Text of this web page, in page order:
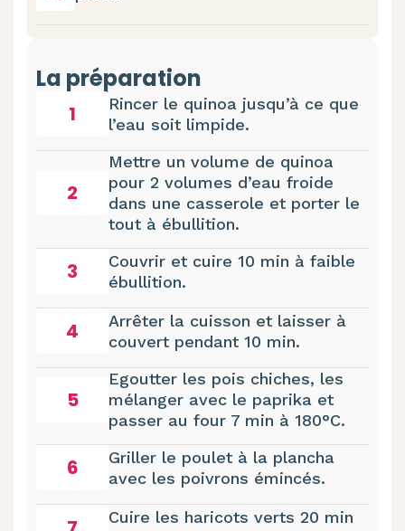
La préparation
1
Rincer le quinoa jusqu’à ce que
l’eau soit limpide.
2
Mettre un volume de quinoa
pour 2 volumes d’eau froide
dans une casserole et porter le
tout à ébullition.
3
Couvrir et cuire 10 min à faible
ébullition.
4
Arrêter la cuisson et laisser à
couvert pendant 10 min.
5
Egoutter les pois chiches, les
mélanger avec le paprika et
passer au four 7 min à 180°C.
6
Griller le poulet à la plancha
avec les poivrons émincés.
Cuire les haricots verts 20 min